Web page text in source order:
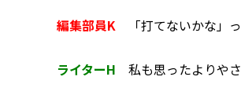
編集部員K 「打てないかな」
ライターH 私も思ったよりや